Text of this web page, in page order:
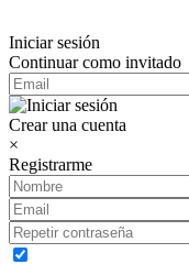
Iniciar sesión
Continuar como invitado
Crear una cuenta
×
Registrarme